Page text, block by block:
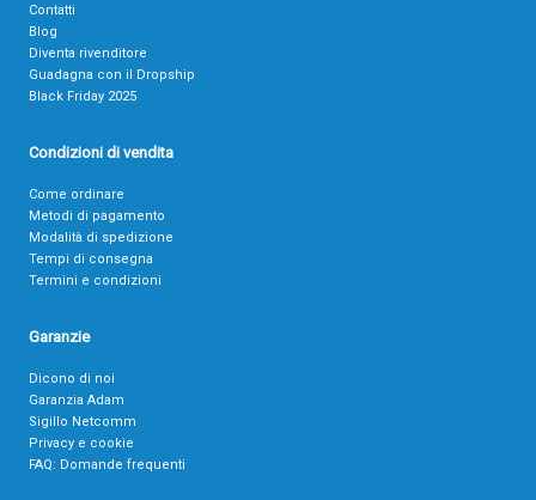
Contatti
Blog
Diventa rivenditore
Guadagna con il Dropship
Black Friday 2025
Condizioni di vendita
Come ordinare
Metodi di pagamento
Modalità di spedizione
Tempi di consegna
Termini e condizioni
Garanzie
Dicono di noi
Garanzia Adam
Sigillo Netcomm
Privacy e cookie
FAQ: Domande frequenti